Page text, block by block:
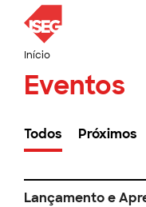
Início
Eventos
Todos Próximos
Lançamento e